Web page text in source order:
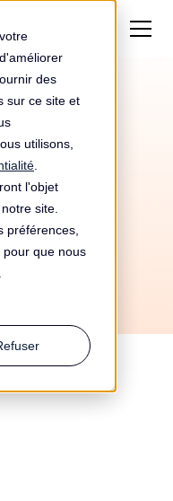
des
sur ce site et
utilisons,
l'objet
site.
préférences,
pour que nous